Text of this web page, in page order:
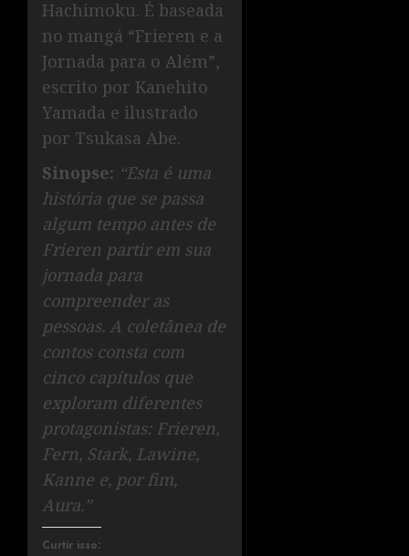
Hachimoku. É baseada
no mangá “Frieren e a
Jornada para o Além”,
escrito por Kanehito
Yamada e ilustrado
por Tsukasa Abe.
Sinopse: “Esta é uma
história que se passa
algum tempo antes de
Frieren partir em sua
jornada para
compreender as
pessoas. A coletânea de
contos consta com
cinco capítulos que
exploram diferentes
protagonistas: Frieren,
Fern, Stark, Lawine,
Kanne e, por fim,
Aura.”
Curtir isso: